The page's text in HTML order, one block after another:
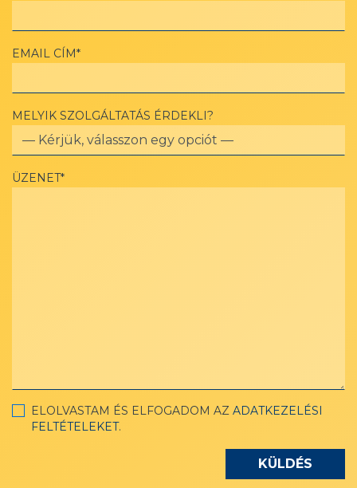
EMAIL CÍM*
MELYIK SZOLGÁLTATÁS ÉRDEKLI?
ÜZENET*
ELOLVASTAM ÉS ELFOGADOM AZ ADATKEZELÉSI
FELTÉTELEKET.